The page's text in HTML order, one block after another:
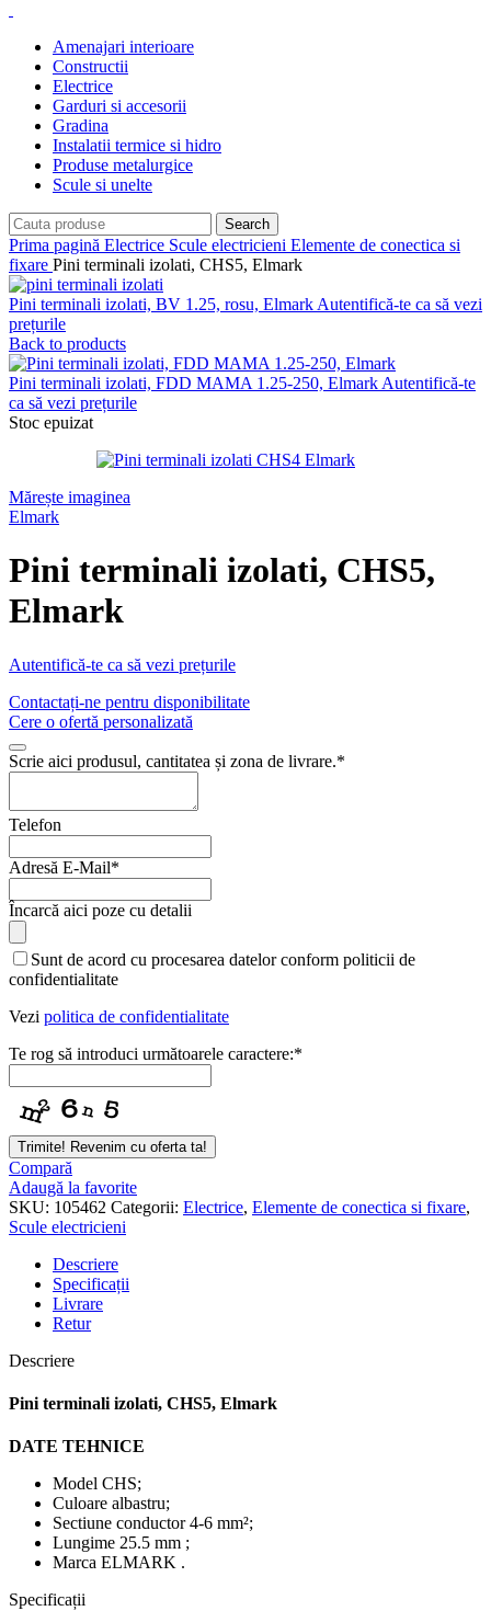
Amenajari interioare
Constructii
Electrice
Garduri si accesorii
Gradina
Instalatii termice si hidro
Produse metalurgice
Scule si unelte
Search
Prima pagină Electrice Scule electricieni Elemente de conectica si
fixare Pini terminali izolati, CHS5, Elmark
Pini terminali izolati, BV 1.25, rosu, Elmark Autentifică-te ca să vezi
prețurile
Back to products
Pini terminali izolati, FDD MAMA 1.25-250, Elmark Autentifică-te
ca să vezi prețurile
Stoc epuizat
Mărește imaginea
Elmark
Pini terminali izolati, CHS5,
Elmark
Autentifică-te ca să vezi prețurile
Contactați-ne pentru disponibilitate
Cere o ofertă personalizată
Scrie aici produsul, cantitatea și zona de livrare.*
Email
Telefon
Adresă E-Mail*
Încarcă aici poze cu detalii
Sunt de acord cu procesarea datelor conform politicii de
confidentialitate
Vezi politica de confidentialitate
Te rog să introduci următoarele caractere:*
Trimite! Revenim cu oferta ta!
Compară
Adaugă la favorite
SKU: 105462 Categorii: Electrice, Elemente de conectica si fixare,
Scule electricieni
Descriere
Specificații
Livrare
Retur
Descriere
Pini terminali izolati, CHS5, Elmark
DATE TEHNICE
Model CHS;
Culoare albastru;
Sectiune conductor 4-6 mm²;
Lungime 25.5 mm ;
Marca ELMARK .
Specificații